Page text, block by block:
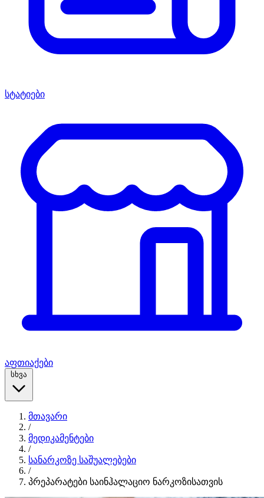
სტატიები
აფთიაქები
სხვა
მთავარი
/
მედიკამენტები
/
სანარკოზე საშუალებები
/
პრეპარატები საინჰალაციო ნარკოზისათვის